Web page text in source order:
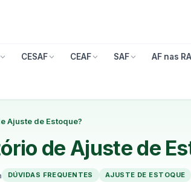
CESAF CEAF SAF AF nas
Ajuste de Estoque?
de Ajuste de
DÚVIDAS FREQUENTES AJUSTE DE ESTOQUE